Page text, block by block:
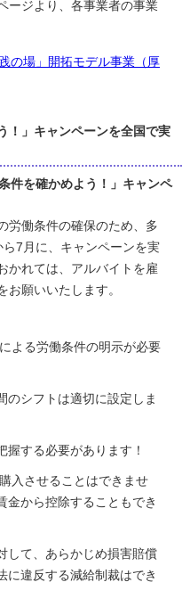
ジより、各事業者の事業
の場」開拓モデル事業（厚
！」キャンペーンを全国で実
件を確かめよう！」キャンペ
労働条件の確保のため、多
7月に、キャンペーンを実
かれては、アルバイトを雇
お願いいたします。
よる労働条件の明示が必要
のシフトは適切に設定しま
握する必要があります！
入させることはできませ
金から控除することもでき
して、あらかじめ損害賠償
に違反する減給制裁はでき